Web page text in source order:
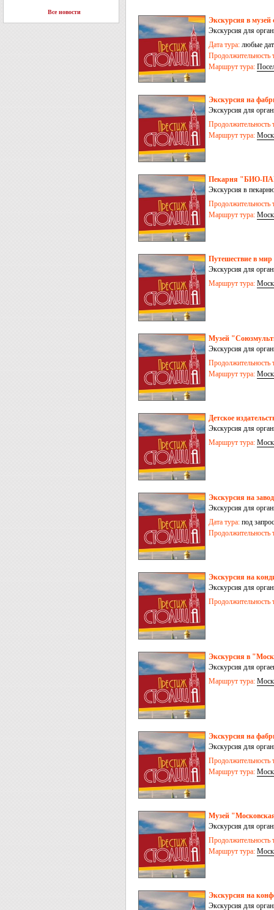
Все новости
Экскурсия в
Экскурсия для
Дата тура: любые
Продолжительность
Маршрут тура:
Экскурсия на
Экскурсия для
Продолжительность
Маршрут тура:
Пекарня "БИО-
Экскурсия в
Продолжительность
Маршрут тура:
Путешествие в
Экскурсия для
Маршрут тура:
Музей
Экскурсия для
Продолжительность
Маршрут тура:
Детское
Экскурсия для
Маршрут тура:
Экскурсия на
Экскурсия для
Дата тура: под запрос
Продолжительность
Экскурсия на
Экскурсия для
Продолжительность
Экскурсия в
Экскурсия для
Маршрут тура:
Экскурсия на
Экскурсия для
Продолжительность
Маршрут тура:
Музей
Экскурсия для
Продолжительность
Маршрут тура:
Экскурсия на
Экскурсия для